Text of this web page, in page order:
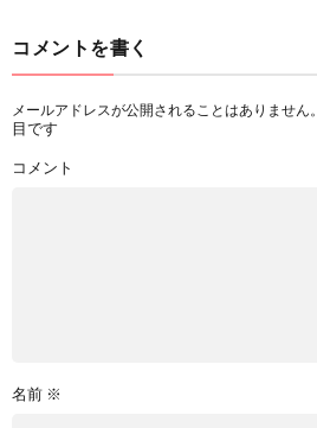
コメントを書く
メールアドレスが公開されることはありません。
目です
コメント
名前 ※